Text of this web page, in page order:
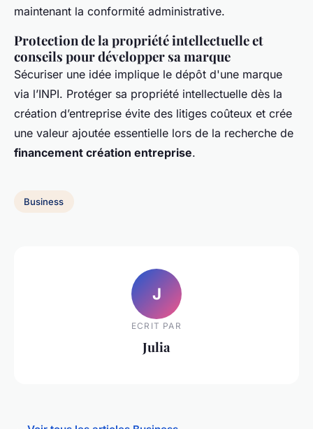
maintenant la conformité administrative.
Protection de la propriété intellectuelle et
conseils pour développer sa marque
Sécuriser une idée implique le dépôt d'une marque
via l’INPI. Protéger sa propriété intellectuelle dès la
création d’entreprise évite des litiges coûteux et crée
une valeur ajoutée essentielle lors de la recherche de
financement création entreprise.
Business
J
ECRIT PAR
Julia